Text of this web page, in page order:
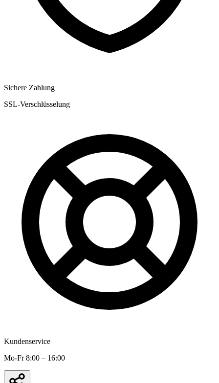
Sichere Zahlung
SSL-Verschlüsselung
Kundenservice
Mo-Fr 8:00 – 16:00